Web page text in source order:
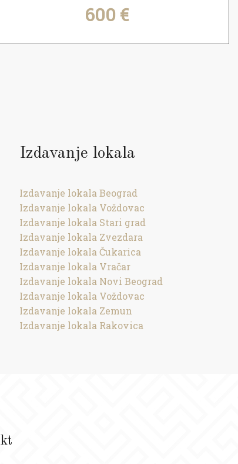
600 €
Izdavanje lokala
Izdavanje lokala Beograd
Izdavanje lokala Voždovac
Izdavanje lokala Stari grad
Izdavanje lokala Zvezdara
Izdavanje lokala Čukarica
Izdavanje lokala Vračar
Izdavanje lokala Novi Beograd
Izdavanje lokala Voždovac
Izdavanje lokala Zemun
Izdavanje lokala Rakovica